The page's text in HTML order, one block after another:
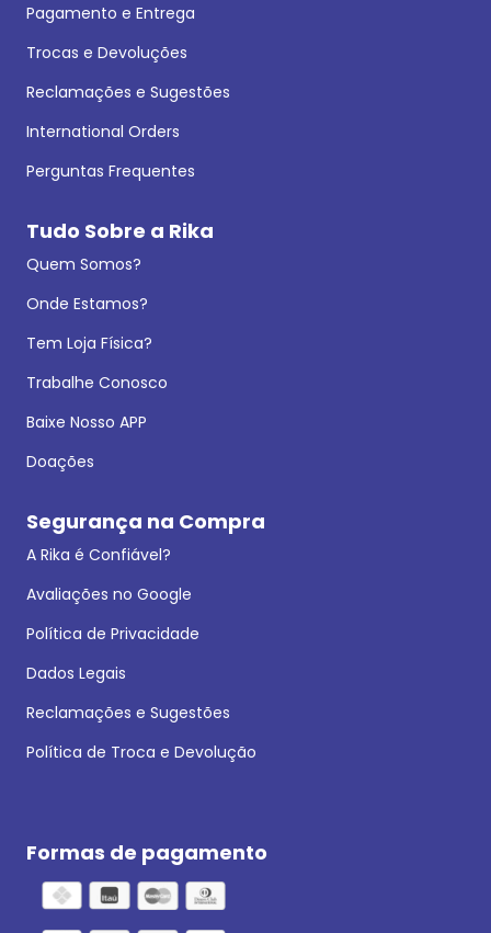
Pagamento e Entrega
Trocas e Devoluções
Reclamações e Sugestões
International Orders
Perguntas Frequentes
Tudo Sobre a Rika
Quem Somos?
Onde Estamos?
Tem Loja Física?
Trabalhe Conosco
Baixe Nosso APP
Doações
Segurança na Compra
A Rika é Confiável?
Avaliações no Google
Política de Privacidade
Dados Legais
Reclamações e Sugestões
Política de Troca e Devolução
Formas de pagamento